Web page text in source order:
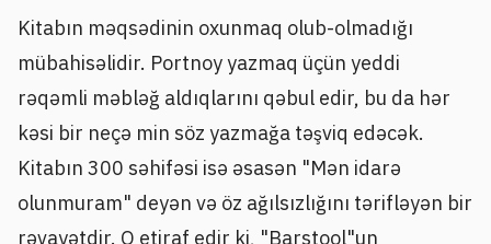
Kitabın məqsədinin oxunmaq olub-olmadığı
mübahisəlidir. Portnoy yazmaq üçün yeddi
rəqəmli məbləğ aldıqlarını qəbul edir, bu da hər
kəsi bir neçə min söz yazmağa təşviq edəcək.
Kitabın 300 səhifəsi isə əsasən "Mən idarə
olunmuram" deyən və öz ağılsızlığını tərifləyən bir
rəvayətdir. O etiraf edir ki, "Barstool"un